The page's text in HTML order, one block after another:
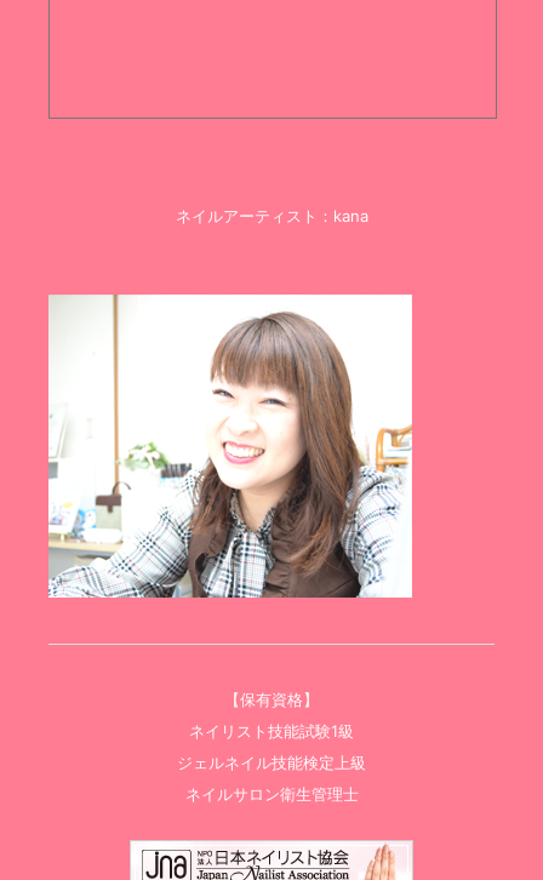
ネイルアーティスト：kana
【保有資格】
ネイリスト技能試験1級
ジェルネイル技能検定上級
ネイルサロン衛生管理士